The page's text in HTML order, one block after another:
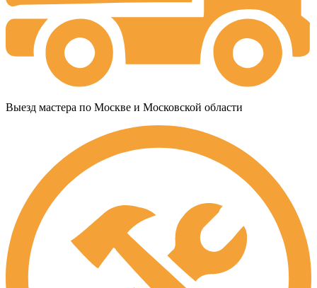
Выезд мастера по Москве и Московской области